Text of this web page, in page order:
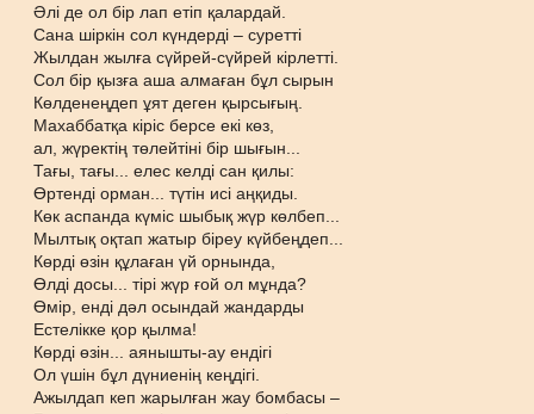
Әлі де ол бір лап етіп қалардай.
Сана шіркін сол күндерді – суретті
Жылдан жылға сүйрей-сүйрей кірлетті.
Сол бір қызға аша алмаған бұл сырын
Көлденеңдеп ұят деген қырсығың.
Махаббатқа кіріс берсе екі көз,
ал, жүректің төлейтіні бір шығын...
Тағы, тағы... елес келді сан қилы:
Өртенді орман... түтін исі аңқиды.
Көк аспанда күміс шыбық жүр көлбеп...
Мылтық оқтап жатыр біреу күйбеңдеп...
Көрді өзін құлаған үй орнында,
Өлді досы... тірі жүр ғой ол мұнда?
Өмір, енді дәл осындай жандарды
Естелікке қор қылма!
Көрді өзін... аянышты-ау ендігі
Ол үшін бұл дүниенің кеңдігі.
Ажылдап кеп жарылған жау бомбасы –